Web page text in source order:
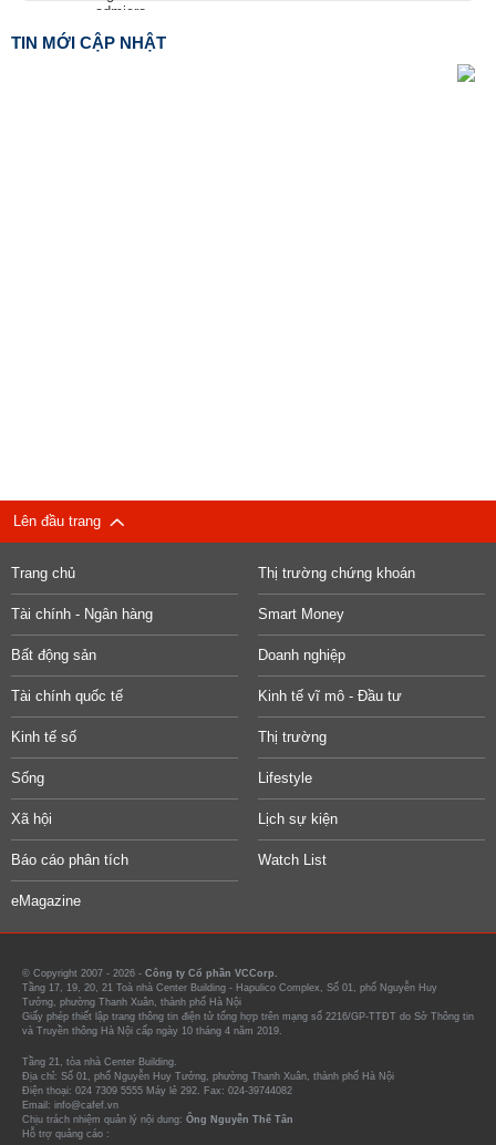
TIN MỚI CẬP NHẬT
Lên đầu trang
Trang chủ Thị trường chứng khoán
Tài chính - Ngân hàng Smart Money
Bất động sản Doanh nghiệp
Tài chính quốc tế Kinh tế vĩ mô - Đầu tư
Kinh tế số Thị trường
Sống Lifestyle
Xã hội Lịch sự kiện
Báo cáo phân tích Watch List
eMagazine
© Copyright 2007 - 2026 - Công ty Cổ phần VCCorp.
Tầng 17, 19, 20, 21 Toà nhà Center Building - Hapulico Complex, Số 01, phố Nguyễn Huy
Tưởng, phường Thanh Xuân, thành phố Hà Nội
Giấy phép thiết lập trang thông tin điện tử tổng hợp trên mạng số 2216/GP-TTĐT do Sở Thông tin
và Truyền thông Hà Nội cấp ngày 10 tháng 4 năm 2019.
Tầng 21, tòa nhà Center Building.
Địa chỉ: Số 01, phố Nguyễn Huy Tưởng, phường Thanh Xuân, thành phố Hà Nội
Điện thoại: 024 7309 5555 Máy lẻ 292. Fax: 024-39744082
Email: info@cafef.vn
Chịu trách nhiệm quản lý nội dung: Ông Nguyễn Thế Tân
Hỗ trợ quảng cáo :